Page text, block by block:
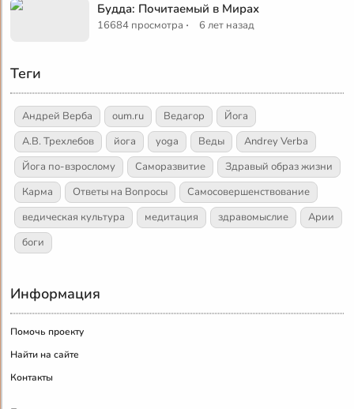
Будда: Почитаемый в Мирах
16684 просмотра · 6 лет назад
Теги
Андрей Верба oum.ru Ведагор
Йога
А.В. Трехлебов
йога yoga Веды
Andrey Verba
Йога по-взрослому
Саморазвитие
Здравый образ жизни
Карма
Ответы на Вопросы
Самосовершенствование
ведическая культура
медитация здравомыслие
Арии
боги
Информация
Помочь проекту
Найти на сайте
Контакты